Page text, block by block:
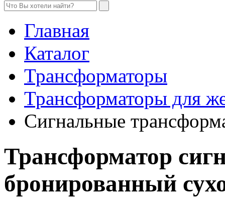
Главная
Каталог
Трансформаторы
Трансформаторы для
Сигнальные
Трансформатор
бронированный